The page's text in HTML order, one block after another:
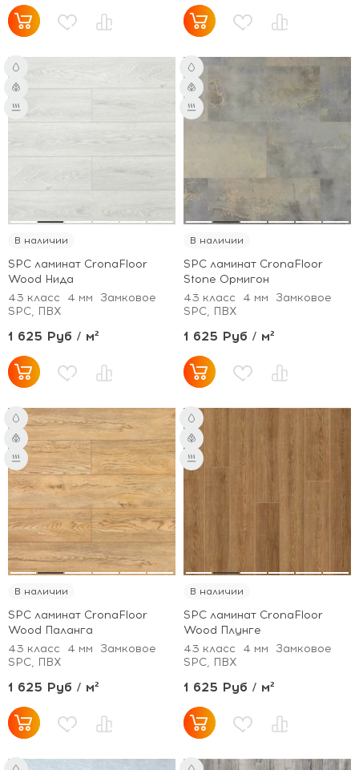
В наличии
SPC ламинат CronaFloor
Wood Нида
43 класс
4 мм
Замковое
SPC, ПВХ
1 625 Руб / м²
В наличии
SPC ламинат CronaFloor
Stone Ормигон
43 класс
4 мм
Замковое
SPC, ПВХ
1 625 Руб / м²
В наличии
SPC ламинат CronaFloor
Wood Паланга
43 класс
4 мм
Замковое
SPC, ПВХ
1 625 Руб / м²
В наличии
SPC ламинат CronaFloor
Wood Плунге
43 класс
4 мм
Замковое
SPC, ПВХ
1 625 Руб / м²